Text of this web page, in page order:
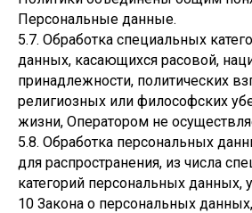
Персональные данные.
5.7. Обработка специальных
данных, касающихся расовой,
принадлежности, политических
религиозных или философских
жизни, Оператором не
5.8. Обработка персональных
для распространения, из числа
категорий персональных данных,
10 Закона о персональных